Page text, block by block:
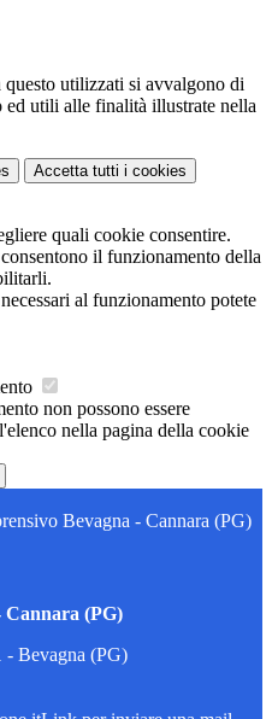
utilizzati si avvalgono di
ed utili alle finalità illustrate nella
Accetta tutti i cookies
quali cookie consentire.
il funzionamento della
al funzionamento potete
non possono essere
nella pagina della cookie
Bevagna - Cannara (PG)
Cannara (PG)
- Bevagna (PG)